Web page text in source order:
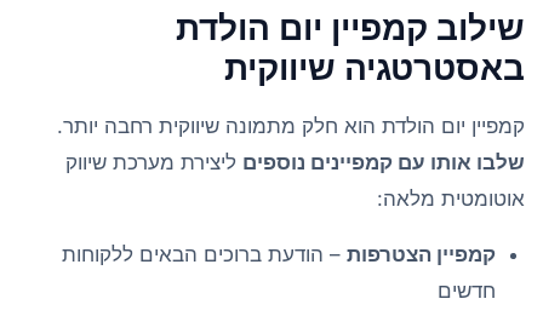
שילוב קמפיין יום הולדת
באסטרטגיה שיווקית
קמפיין יום הולדת הוא חלק מתמונה שיווקית רחבה יותר.
שלבו אותו עם קמפיינים נוספים ליצירת מערכת שיווק
אוטומטית מלאה:
קמפיין הצטרפות – הודעת ברוכים הבאים ללקוחות
חדשים